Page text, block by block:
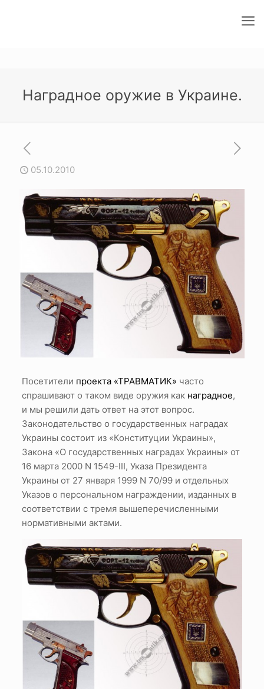
Наградное оружие в Украине.
05.10.2010
Посетители проекта «ТРАВМАТИК» часто
спрашивают о таком виде оружия как наградное,
и мы решили дать ответ на этот вопрос.
Законодательство о государственных наградах
Украины состоит из «Конституции Украины»,
Закона «О государственных наградах Украины» от
16 марта 2000 N 1549-III, Указа Президента
Украины от 27 января 1999 N 70/99 и отдельных
Указов о персональном награждении, изданных в
соответствии с тремя вышеперечисленными
нормативными актами.